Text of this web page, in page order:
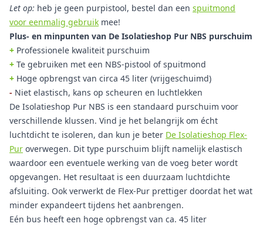
Let op: heb je geen purpistool, bestel dan een spuitmond
voor eenmalig gebruik mee!
Plus- en minpunten van De Isolatieshop Pur NBS purschuim
+ Professionele kwaliteit purschuim
+ Te gebruiken met een NBS-pistool of spuitmond
+ Hoge opbrengst van circa 45 liter (vrijgeschuimd)
- Niet elastisch, kans op scheuren en luchtlekken
De Isolatieshop Pur NBS is een standaard purschuim voor
verschillende klussen. Vind je het belangrijk om écht
luchtdicht te isoleren, dan kun je beter De Isolatieshop Flex-
Pur overwegen. Dit type purschuim blijft namelijk elastisch
waardoor een eventuele werking van de voeg beter wordt
opgevangen. Het resultaat is een duurzaam luchtdichte
afsluiting. Ook verwerkt de Flex-Pur prettiger doordat het wat
minder expandeert tijdens het aanbrengen.
Eén bus heeft een hoge opbrengst van ca. 45 liter